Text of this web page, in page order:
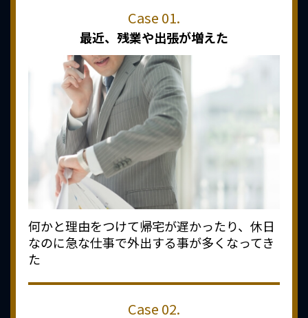
最近、 残業や出張が増えた
何かと理由をつけて帰宅が遅かったり、休日
なのに急な仕事で外出する事が多くなってき
た